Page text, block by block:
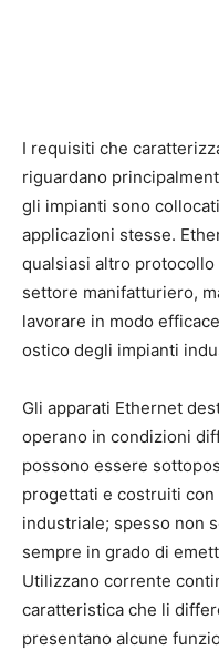
I requisiti che
riguardano
gli impianti sono
applicazioni stesse.
qualsiasi altro
settore manifatturiero,
lavorare in modo
ostico degli impianti
Gli apparati Ethernet
operano in condizioni
possono essere
progettati e costruiti
industriale; spesso non
sempre in grado di
Utilizzano corrente
caratteristica che li
presentano alcune